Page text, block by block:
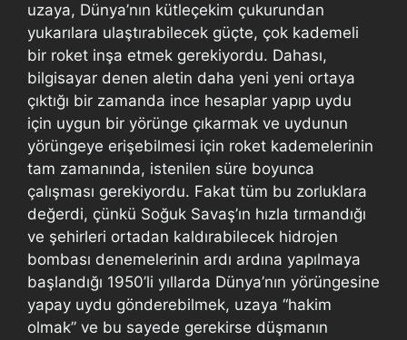
uzaya, Dünya’nın kütleçekim çukurundan
yukarılara ulaştırabilecek güçte, çok kademeli
bir roket inşa etmek gerekiyordu. Dahası,
bilgisayar denen aletin daha yeni yeni ortaya
çıktığı bir zamanda ince hesaplar yapıp uydu
için uygun bir yörünge çıkarmak ve uydunun
yörüngeye erişebilmesi için roket kademelerinin
tam zamanında, istenilen süre boyunca
çalışması gerekiyordu. Fakat tüm bu zorluklara
değerdi, çünkü Soğuk Savaş’ın hızla tırmandığı
ve şehirleri ortadan kaldırabilecek hidrojen
bombası denemelerinin ardı ardına yapılmaya
başlandığı 1950’li yıllarda Dünya’nın yörüngesine
yapay uydu gönderebilmek, uzaya “hakim
olmak” ve bu sayede gerekirse düşmanın